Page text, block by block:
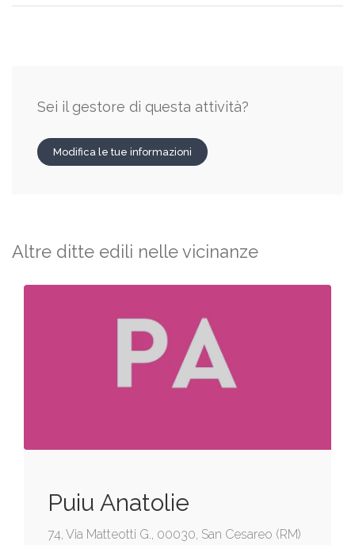
Sei il gestore di questa attività?
Modifica le tue informazioni
Altre ditte edili nelle vicinanze
Puiu Anatolie
74, Via Matteotti G., 00030, San Cesareo (RM)